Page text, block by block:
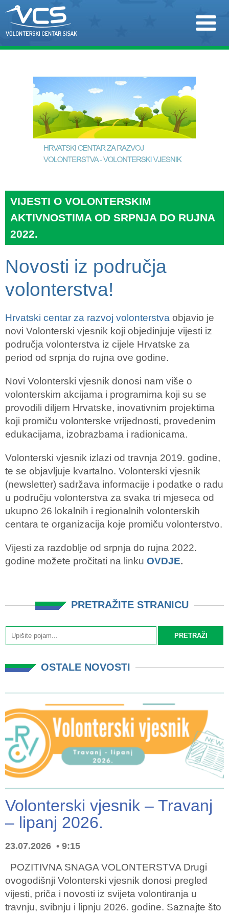
VIJESTI O VOLONTERSKIM
AKTIVNOSTIMA OD SRPNJA DO RUJNA
2022.
Novosti iz područja
volonterstva!
Hrvatski centar za razvoj volonterstva objavio je
novi Volonterski vjesnik koji objedinjuje vijesti iz
područja volonterstva iz cijele Hrvatske za
period od srpnja do rujna ove godine.
Novi Volonterski vjesnik donosi nam više o
volonterskim akcijama i programima koji su se
provodili diljem Hrvatske, inovativnim projektima
koji promiču volonterske vrijednosti, provedenim
edukacijama, izobrazbama i radionicama.
Volonterski vjesnik izlazi od travnja 2019. godine,
te se objavljuje kvartalno. Volonterski vjesnik
(newsletter) sadržava informacije i podatke o radu
u području volonterstva za svaka tri mjeseca od
ukupno 26 lokalnih i regionalnih volonterskih
centara te organizacija koje promiču volonterstvo.
Vijesti za razdoblje od srpnja do rujna 2022.
godine možete pročitati na linku OVDJE.
PRETRAŽITE STRANICU
OSTALE NOVOSTI
Volonterski vjesnik – Travanj
– lipanj 2026.
23.07.2026 9:15
POZITIVNA SNAGA VOLONTERSTVA Drugi
ovogodišnji Volonterski vjesnik donosi pregled
vijesti, priča i novosti iz svijeta volontiranja u
travnju, svibnju i lipnju 2026. godine. Saznajte što